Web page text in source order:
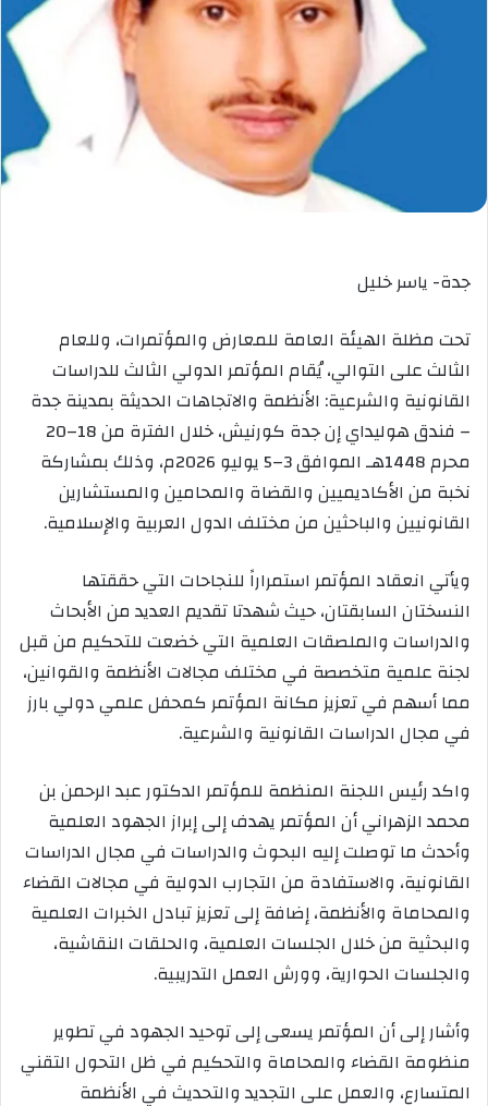
جدة- ياسر خليل
تحت مظلة الهيئة العامة للمعارض والمؤتمرات، وللعام
الثالث على التوالي، يُقام المؤتمر الدولي الثالث للدراسات
القانونية والشرعية: الأنظمة والاتجاهات الحديثة بمدينة جدة
– فندق هوليداي إن جدة كورنيش، خلال الفترة من 18–20
محرم 1448هـ الموافق 3–5 يوليو 2026م، وذلك بمشاركة
نخبة من الأكاديميين والقضاة والمحامين والمستشارين
القانونيين والباحثين من مختلف الدول العربية والإسلامية.
ويأتي انعقاد المؤتمر استمراراً للنجاحات التي حققتها
النسختان السابقتان، حيث شهدتا تقديم العديد من الأبحاث
والدراسات والملصقات العلمية التي خضعت للتحكيم من قبل
لجنة علمية متخصصة في مختلف مجالات الأنظمة والقوانين،
مما أسهم في تعزيز مكانة المؤتمر كمحفل علمي دولي بارز
في مجال الدراسات القانونية والشرعية.
واكد رئيس اللجنة المنظمة للمؤتمر الدكتور عبد الرحمن بن
محمد الزهراني أن المؤتمر يهدف إلى إبراز الجهود العلمية
وأحدث ما توصلت إليه البحوث والدراسات في مجال الدراسات
القانونية، والاستفادة من التجارب الدولية في مجالات القضاء
والمحاماة والأنظمة، إضافة إلى تعزيز تبادل الخبرات العلمية
والبحثية من خلال الجلسات العلمية، والحلقات النقاشية،
والجلسات الحوارية، وورش العمل التدريبية.
وأشار إلى أن المؤتمر يسعى إلى توحيد الجهود في تطوير
منظومة القضاء والمحاماة والتحكيم في ظل التحول التقني
المتسارع، والعمل على التجديد والتحديث في الأنظمة